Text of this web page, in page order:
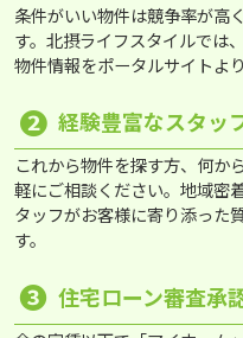
条件がいい物件は競争率が高
す。北摂ライフスタイルでは
物件情報をポータルサイトよ
❷ 経験豊富なスタッ
これから物件を探す方、何か
軽にご相談ください。地域密
タッフがお客様に寄り添った
す。
❸ 住宅ローン審査承